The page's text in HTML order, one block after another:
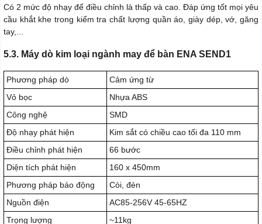
Có 2 mức độ nhạy để điều chỉnh là thấp và cao. Đáp ứng tốt mọi yêu
cầu khắt khe trong kiểm tra chất lượng quần áo, giày dép, vớ, găng
tay,...
5.3. Máy dò kim loại ngành may để bàn ENA SEND1
Phương pháp dò
Cảm ứng từ
Vỏ bọc
Nhựa ABS
Công nghệ
SMD
Độ nhạy phát hiện
Kim sắt có chiều cao tối đa 110 mm
Điều chỉnh phát hiện
66 bước
Diện tích phát hiện
160 x 450mm
Phương pháp báo động
Còi, đèn
Nguồn điện
AC85-256V 45-65HZ
Trọng lượng
~11kg